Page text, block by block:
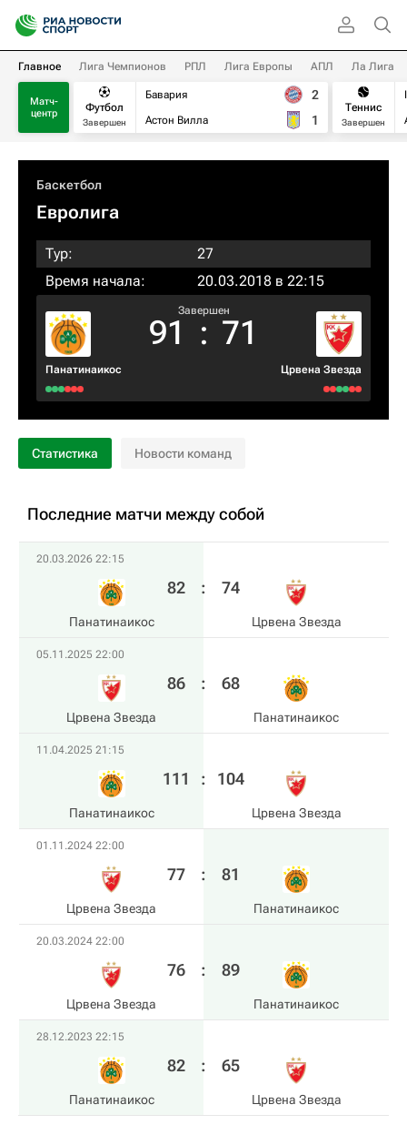
Главное Лига Чемпионов РПЛ Лига Европы АПЛ Ла Лига
Матч-
центр
Футбол
Завершен
Бавария
Астон Вилла
2
1
Теннис
Завершен
Баскетбол
Евролига
Тур:
27
Время начала:
20.03.2018 в 22:15
Панатинаикос
Завершен
91 : 71
Црвена Звезда
Статистика Новости команд
Последние матчи между собой
20.03.2026 22:15
Панатинаикос
82 : 74
Црвена Звезда
05.11.2025 22:00
Црвена Звезда
86 : 68
Панатинаикос
11.04.2025 21:15
Панатинаикос
111 : 104
Црвена Звезда
01.11.2024 22:00
Црвена Звезда
77 : 81
Панатинаикос
20.03.2024 22:00
Црвена Звезда
76 : 89
Панатинаикос
28.12.2023 22:15
Панатинаикос
82 : 65
Црвена Звезда